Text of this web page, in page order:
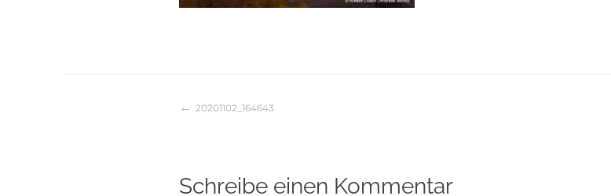
Beitragsnavigation
20201102_164643
Schreibe einen Kommentar